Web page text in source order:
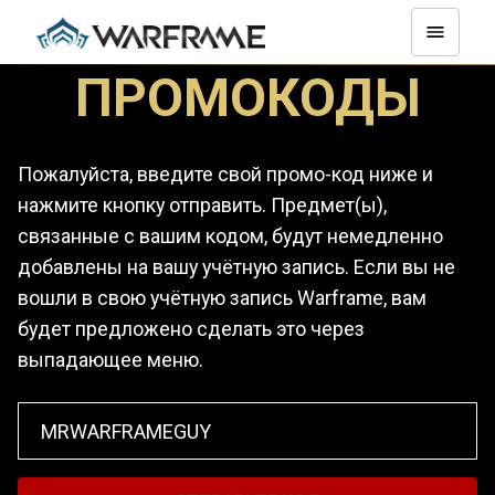
ПРОМОКОДЫ
Пожалуйста, введите свой промо-код ниже и
нажмите кнопку отправить. Предмет(ы),
связанные с вашим кодом, будут немедленно
добавлены на вашу учётную запись. Если вы не
вошли в свою учётную запись Warframe, вам
будет предложено сделать это через
выпадающее меню.